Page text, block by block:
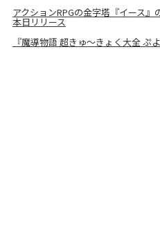
アクションRPGの金字塔『イース』
本日リリース
『魔導物語 超きゅ～きょく大全 ぷ